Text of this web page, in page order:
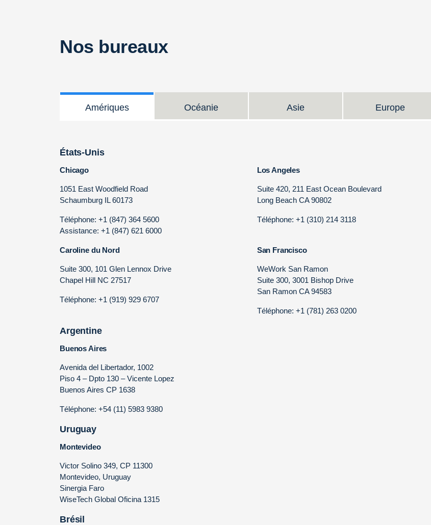
Nos bureaux
Amériques Océanie Asie Europe
États-Unis
Chicago
1051 East Woodfield Road
Schaumburg IL 60173
Téléphone: +1 (847) 364 5600
Assistance: +1 (847) 621 6000
Los Angeles
Suite 420, 211 East Ocean Boulevard
Long Beach CA 90802
Téléphone: +1 (310) 214 3118
Caroline du Nord
Suite 300, 101 Glen Lennox Drive
Chapel Hill NC 27517
Téléphone: +1 (919) 929 6707
San Francisco
WeWork San Ramon
Suite 300, 3001 Bishop Drive
San Ramon CA 94583
Téléphone: +1 (781) 263 0200
Argentine
Buenos Aires
Avenida del Libertador, 1002
Piso 4 – Dpto 130 – Vicente Lopez
Buenos Aires CP 1638
Téléphone: +54 (11) 5983 9380
Uruguay
Montevideo
Victor Solino 349, CP 11300
Montevideo, Uruguay
Sinergia Faro
WiseTech Global Oficina 1315
Brésil